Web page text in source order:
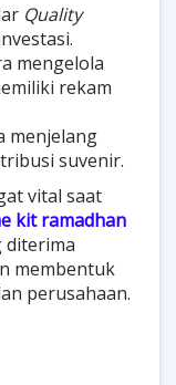
Quality
mengelola
rekam
menjelang
suvenir.
vital saat
kit ramadhan
diterima
membentuk
perusahaan.